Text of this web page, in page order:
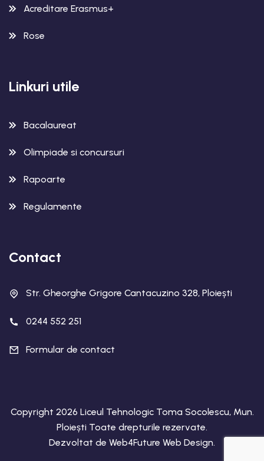
Acreditare Erasmus+
Rose
Linkuri utile
Bacalaureat
Olimpiade si concursuri
Rapoarte
Regulamente
Contact
Str. Gheorghe Grigore Cantacuzino 328, Ploiești
0244 552 251
Formular de contact
Copyright 2026 Liceul Tehnologic Toma Socolescu, Mun.
Ploiești Toate drepturile rezervate.
Dezvoltat de Web4Future Web Design.